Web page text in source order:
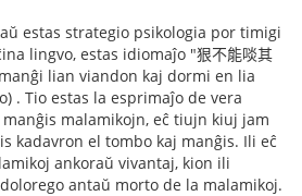
estas strategio psikologia por timigi
lingvo, estas idiomaĵo "狠不能啖其
lian viandon kaj dormi en lia
. Tio estas la esprimaĵo de vera
malamikojn, eĉ tiujn kiuj jam
kadavron el tombo kaj manĝis. Ili eĉ
ankoraŭ vivantaj, kion ili
antaŭ morto de la malamikoj.